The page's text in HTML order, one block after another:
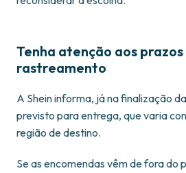
Tenha atenção aos prazos
rastreamento
A Shein informa, já na finalização
previsto para entrega, que varia
região de destino.
Se as encomendas vêm de fora do